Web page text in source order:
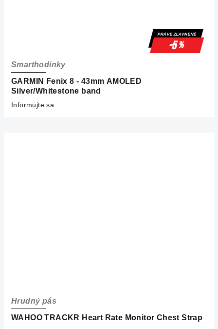
PRÁVE ZĽAVNENÉ
-5%
GARMIN Fenix 8 - 43mm AMOLED
Silver/Whitestone band
Smarthodinky
Informujte sa
WAHOO TRACKR Heart Rate Monitor Chest Strap
Hrudný pás